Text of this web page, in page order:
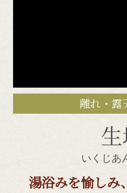
離れ・露
いくじあ
湯浴みを愉しみ